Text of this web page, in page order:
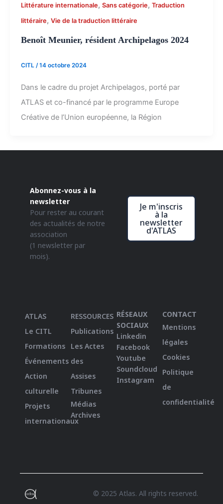
Littérature internationale, Sans catégorie, Traduction
littéraire, Vie de la traduction littéraire
Benoît Meunier, résident Archipelagos 2024
CITL /14 octobre 2024
Dans le cadre du projet Archipelagos, porté par
ATLAS et co-financé par le programme Europe
Créative de l’Union européenne, la Région
Abonnez-vous à la
newsletter
Pour rester au courant
des actualités de notre
association
(1 newsletter par
mois).
Je m'inscris
à la
newsletter
d'ATLAS
ATLAS
Le CITL
Formations
Événements
Action
culturelle
Projets
internationaux
RESSOURCES
Publications
Les Actes
des
Assises
Tribunes
Médias
Archives
RÉSEAUX
SOCIAUX
Linkedin
Facebook
Youtube
Soundcloud
Instagram
CONTACT
Mentions
légales
Cookies
Politique
de
confidentialité
© 2025 Atlas. All rights reserved.